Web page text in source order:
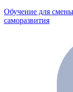
Обучение для
саморазвития